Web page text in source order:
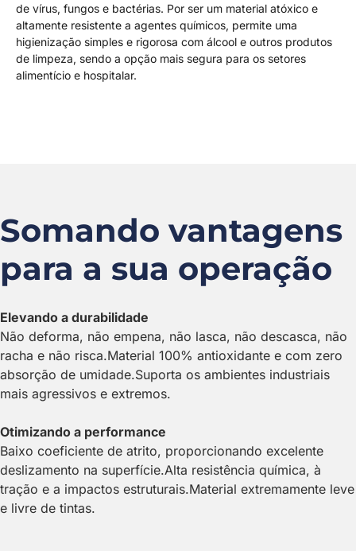
de vírus, fungos e bactérias. Por ser um material atóxico e
altamente resistente a agentes químicos, permite uma
higienização simples e rigorosa com álcool e outros produtos
de limpeza, sendo a opção mais segura para os setores
alimentício e hospitalar.
Somando vantagens
para a sua operação
Elevando a durabilidade
Não deforma, não empena, não lasca, não descasca, não
racha e não risca.Material 100% antioxidante e com zero
absorção de umidade.Suporta os ambientes industriais
mais agressivos e extremos.
Otimizando a performance
Baixo coeficiente de atrito, proporcionando excelente
deslizamento na superfície.Alta resistência química, à
tração e a impactos estruturais.Material extremamente leve
e livre de tintas.